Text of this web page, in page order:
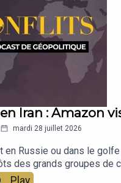
Iran : Amazon
mardi 28 juillet 2026
en Russie ou dans le
des grands groupes de
visés. Pourquoi une